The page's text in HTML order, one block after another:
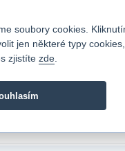
banka je moderní česká banka.
soubory cookies.
jen některé typy
zjistíte zde